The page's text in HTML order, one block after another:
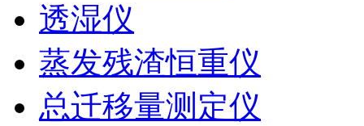
透湿仪
蒸发残渣恒重仪
总迁移量测定仪